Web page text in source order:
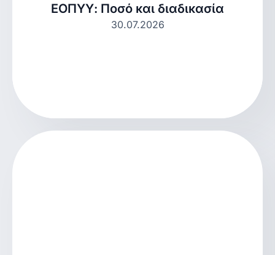
ΕΟΠΥΥ: Ποσό και διαδικασία
30.07.2026